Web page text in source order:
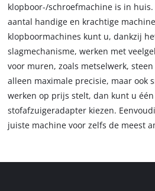
klopboor-/schroefmachine is in
aantal handige en krachtige
klopboormachines kunt u, dankzij
slagmechanisme, werken met
voor muren, zoals metselwerk,
alleen maximale precisie, maar ook
werken op prijs stelt, dan kunt u
stofafzuigeradapter kiezen.
juiste machine voor zelfs de meest